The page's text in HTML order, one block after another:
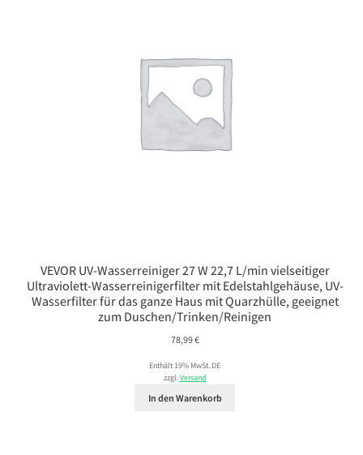
VEVOR UV-Wasserreiniger 27 W 22,7 L/min vielseitiger
Ultraviolett-Wasserreinigerfilter mit Edelstahlgehäuse, UV-
Wasserfilter für das ganze Haus mit Quarzhülle, geeignet
zum Duschen/Trinken/Reinigen
78,99€
Enthält 19% MwSt. DE
zzgl.Versand
In den Warenkorb